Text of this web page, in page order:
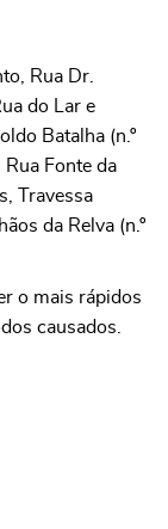
Rua Dr.
do Lar e
Batalha (n.º
Rua Fonte da
Travessa
da Relva (n.º
o mais rápidos
causados.